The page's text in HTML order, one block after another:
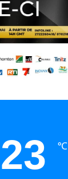
23 ℃